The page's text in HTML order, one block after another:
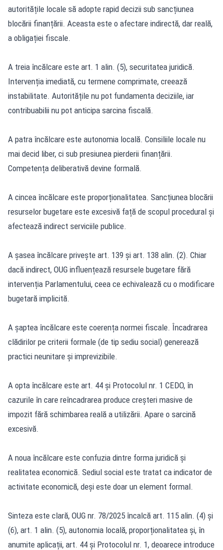
autoritățile locale să adopte rapid decizii sub sancțiunea
blocării finanțării. Aceasta este o afectare indirectă, dar reală,
a obligației fiscale.
A treia încălcare este art. 1 alin. (5), securitatea juridică.
Intervenția imediată, cu termene comprimate, creează
instabilitate. Autoritățile nu pot fundamenta deciziile, iar
contribuabilii nu pot anticipa sarcina fiscală.
A patra încălcare este autonomia locală. Consiliile locale nu
mai decid liber, ci sub presiunea pierderii finanțării.
Competența deliberativă devine formală.
A cincea încălcare este proporționalitatea. Sancțiunea blocării
resurselor bugetare este excesivă față de scopul procedural și
afectează indirect serviciile publice.
A șasea încălcare privește art. 139 și art. 138 alin. (2). Chiar
dacă indirect, OUG influențează resursele bugetare fără
intervenția Parlamentului, ceea ce echivalează cu o modificare
bugetară implicită.
A șaptea încălcare este coerența normei fiscale. Încadrarea
clădirilor pe criterii formale (de tip sediu social) generează
practici neunitare și imprevizibile.
A opta încălcare este art. 44 și Protocolul nr. 1 CEDO, în
cazurile în care reîncadrarea produce creșteri masive de
impozit fără schimbarea reală a utilizării. Apare o sarcină
excesivă.
A noua încălcare este confuzia dintre forma juridică și
realitatea economică. Sediul social este tratat ca indicator de
activitate economică, deși este doar un element formal.
Sinteza este clară, OUG nr. 78/2025 încalcă art. 115 alin. (4) și
(6), art. 1 alin. (5), autonomia locală, proporționalitatea și, în
anumite aplicații, art. 44 și Protocolul nr. 1, deoarece introduce